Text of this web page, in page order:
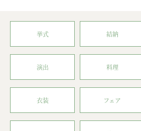
挙式 結納
演出 料理
衣装 フェア